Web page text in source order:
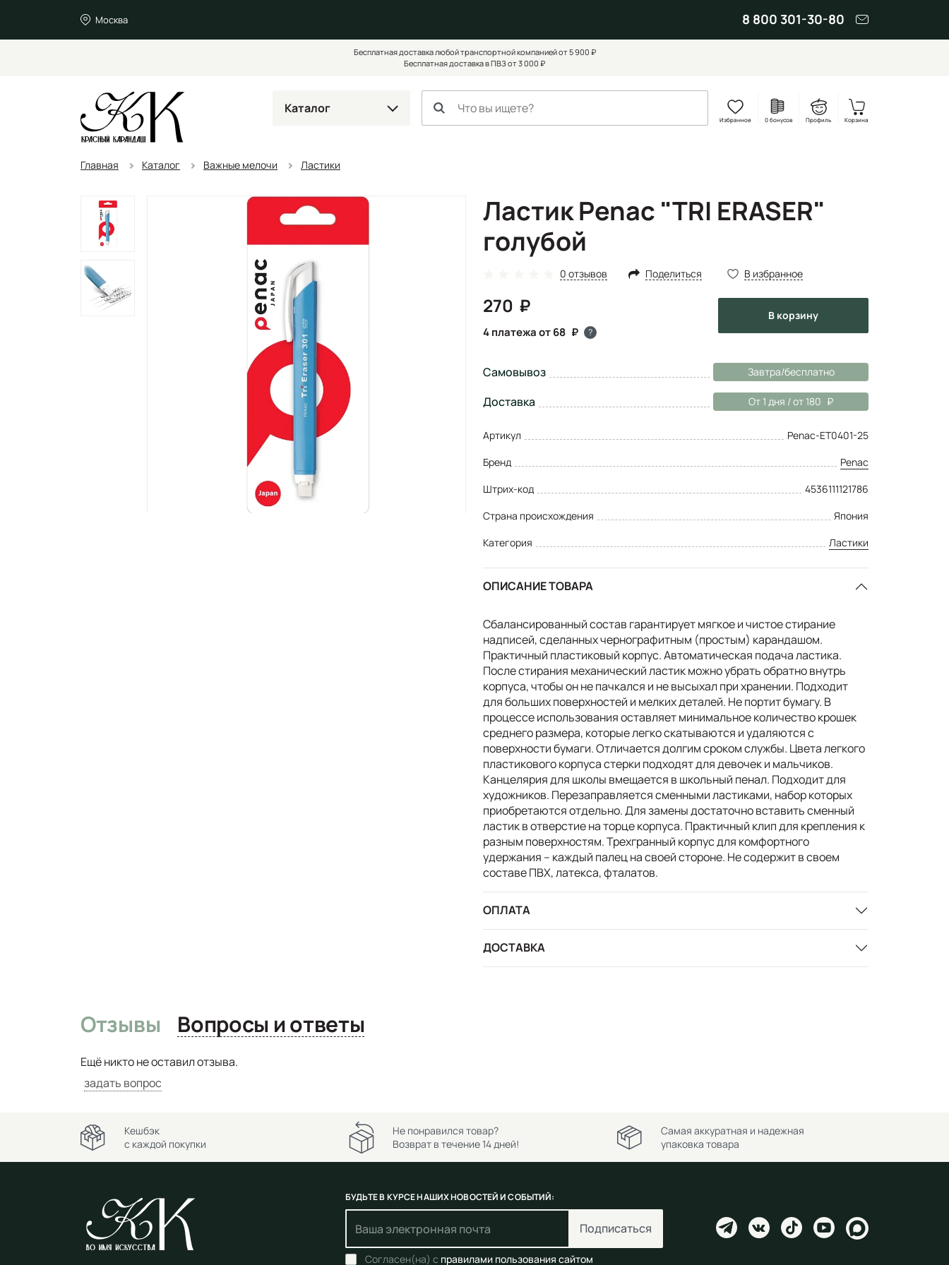
Москва 8 800 301-30-80
Бесплатная доставка любой транспортной компанией от 5 900 ₽
Бесплатная доставка в ПВЗ от 3 000 ₽
Каталог
Избранное 0 бонусов Профиль Корзина
Главная Каталог Важные мелочи Ластики
Ластик Penac "TRI ERASER"
голубой
0 отзывов Поделиться В избранное
270
4 платежа от 68 ?
в корзину
Самовывоз Завтра/бесплатно
Доставка От 1 дня / от 180
Артикул
Penac-ET0401-25
Бренд
Penac
Штрих-код
4536111121786
Страна происхождения
Япония
Категория
Ластики
ОПИСАНИЕ ТОВАРА
Сбалансированный состав гарантирует мягкое и чистое стирание
надписей, сделанных чернографитным (простым) карандашом.
Практичный пластиковый корпус. Автоматическая подача ластика.
После стирания механический ластик можно убрать обратно внутрь
корпуса, чтобы он не пачкался и не высыхал при хранении. Подходит
для больших поверхностей и мелких деталей. Не портит бумагу. В
процессе использования оставляет минимальное количество крошек
среднего размера, которые легко скатываются и удаляются с
поверхности бумаги. Отличается долгим сроком службы. Цвета легкого
пластикового корпуса стерки подходят для девочек и мальчиков.
Канцелярия для школы вмещается в школьный пенал. Подходит для
художников. Перезаправляется сменными ластиками, набор которых
приобретаются отдельно. Для замены достаточно вставить сменный
ластик в отверстие на торце корпуса. Практичный клип для крепления к
разным поверхностям. Трехгранный корпус для комфортного
удержания – каждый палец на своей стороне. Не содержит в своем
составе ПВХ, латекса, фталатов.
ОПЛАТА
ДОСТАВКА
Отзывы Вопросы и ответы
Ещё никто не оставил отзыва.
задать вопрос
Кешбэк
с каждой покупки
Не понравился товар?
Возврат в течение 14 дней!
Самая аккуратная и надежная
упаковка товара
БУДЬТЕ В КУРСЕ НАШИХ НОВОСТЕЙ И СОБЫТИЙ:
Подписаться
Согласен(на) с правилами пользования сайтом